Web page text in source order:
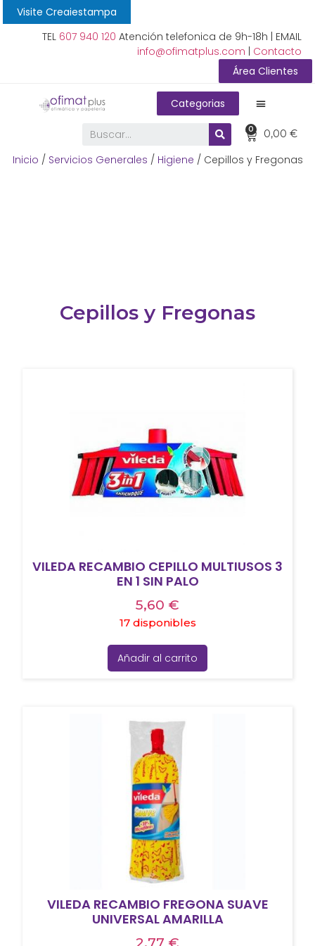
Visite Creaiestampa
TEL 607 940 120 Atención telefonica de 9h-18h | EMAIL
info@ofimatplus.com
Contacto
Área Clientes
Categorias
0,00€
0
Inicio / Servicios Generales / Higiene / Cepillos y Fregonas
Cepillos y Fregonas
VILEDA RECAMBIO CEPILLO MULTIUSOS 3
EN 1 SIN PALO
5,60 €
17 disponibles
Añadir al carrito
VILEDA RECAMBIO FREGONA SUAVE
UNIVERSAL AMARILLA